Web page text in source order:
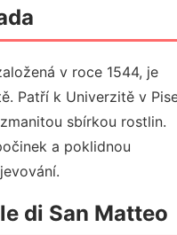
v roce 1544, je
Patří k Univerzitě v
sbírkou rostlin.
a poklidnou
di San Matteo